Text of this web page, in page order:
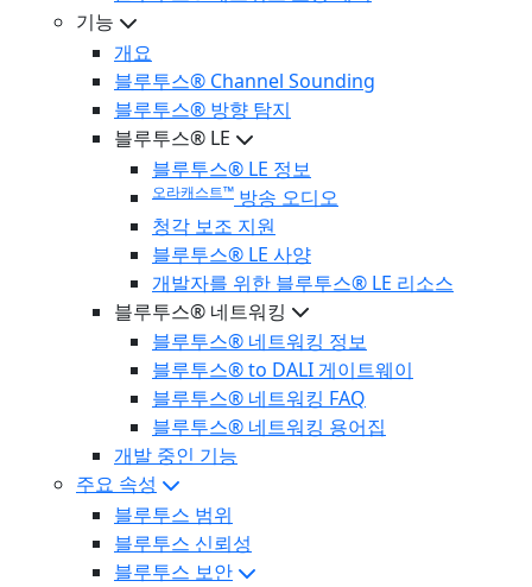
기능
개요
블루투스® Channel Sounding
블루투스® 방향 탐지
블루투스® LE
블루투스® LE 정보
오라캐스트™ 방송 오디오
청각 보조 지원
블루투스® LE 사양
개발자를 위한 블루투스® LE 리소스
블루투스® 네트워킹
블루투스® 네트워킹 정보
블루투스® to DALI 게이트웨이
블루투스® 네트워킹 FAQ
블루투스® 네트워킹 용어집
개발 중인 기능
주요 속성
블루투스 범위
블루투스 신뢰성
블루투스 보안